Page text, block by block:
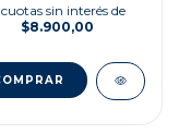
cuotas sin interés de
$8.900,00